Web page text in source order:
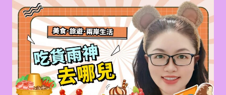
Skip
content